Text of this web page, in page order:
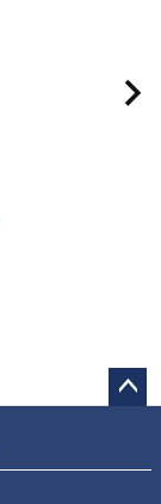
ップ